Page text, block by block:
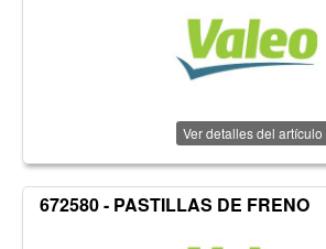
Ver detalles del artículo
672580 - PASTILLAS DE FRENO